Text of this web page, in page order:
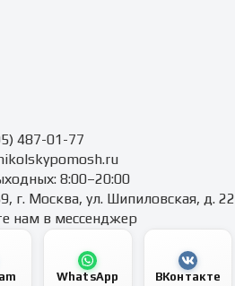
487-01-77
8:00–20:00
г. Москва, ул. Шипиловская, д. 22
нам в мессенджер
WhatsApp ВКонтакте